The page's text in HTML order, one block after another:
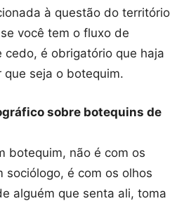
à questão do território
você tem o fluxo de
é obrigatório que haja
que seja o botequim.
sobre botequins de
botequim, não é com os
sociólogo, é com os olhos
alguém que senta ali, toma